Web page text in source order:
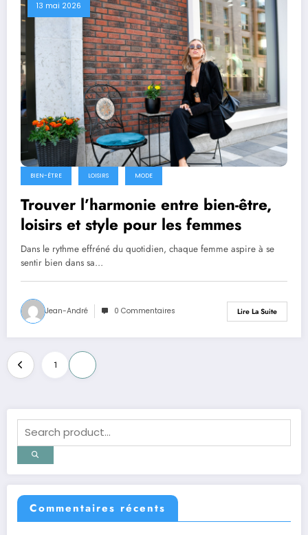
13 mai 2026
BIEN-ÊTRE LOISIRS MODE
Trouver l’harmonie entre bien-être,
loisirs et style pour les femmes
Dans le rythme effréné du quotidien, chaque femme aspire à se
sentir bien dans sa…
Jean-André 0 Commentaires Lire La Suite
Pagination
des
publications
1
Commentaires récents